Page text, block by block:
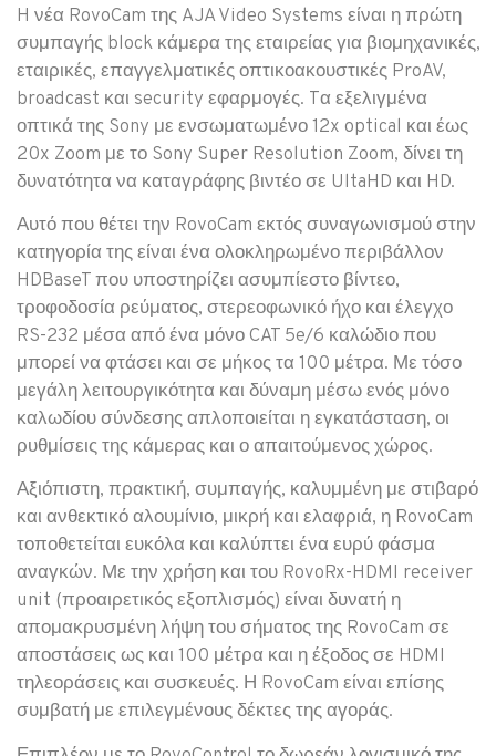
H νέα RovoCam της AJA Video Systems είναι η πρώτη
συμπαγής block κάμερα της εταιρείας για βιομηχανικές,
εταιρικές, επαγγελματικές οπτικοακουστικές ProAV,
broadcast και security εφαρμογές. Tα εξελιγμένα
οπτικά της Sony με ενσωματωμένο 12x optical και έως
20x Zoom με το Sony Super Resolution Zoom, δίνει τη
δυνατότητα να καταγράφης βιντέο σε UltaHD και HD.
Αυτό που θέτει την RovoCam εκτός συναγωνισμού στην
κατηγορία της είναι ένα ολοκληρωμένο περιβάλλον
HDBaseT που υποστηρίζει ασυμπίεστο βίντεο,
τροφοδοσία ρεύματος, στερεοφωνικό ήχο και έλεγχο
RS-232 μέσα από ένα μόνο CAT 5e/6 καλώδιο που
μπορεί να φτάσει και σε μήκος τα 100 μέτρα. Με τόσο
μεγάλη λειτουργικότητα και δύναμη μέσω ενός μόνο
καλωδίου σύνδεσης απλοποιείται η εγκατάσταση, οι
ρυθμίσεις της κάμερας και ο απαιτούμενος χώρος.
Αξιόπιστη, πρακτική, συμπαγής, καλυμμένη με στιβαρό
και ανθεκτικό αλουμίνιο, μικρή και ελαφριά, η RovoCam
τοποθετείται ευκόλα και καλύπτει ένα ευρύ φάσμα
αναγκών. Με την χρήση και του RovoRx-HDMI receiver
unit (προαιρετικός εξοπλισμός) είναι δυνατή η
απομακρυσμένη λήψη του σήματος της RovoCam σε
αποστάσεις ως και 100 μέτρα και η έξοδος σε HDMI
τηλεοράσεις και συσκευές. Η RovoCam είναι επίσης
συμβατή με επιλεγμένους δέκτες της αγοράς.